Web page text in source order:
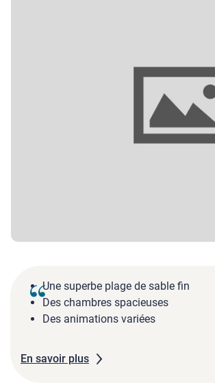
Une superbe plage de sable fin
Des chambres spacieuses
Des animations variées
En savoir plus